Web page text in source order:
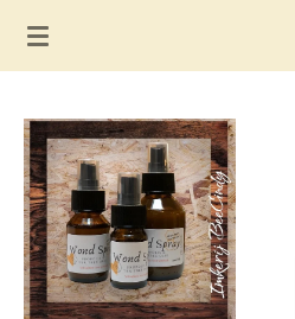
Ga
hoofdinhoud